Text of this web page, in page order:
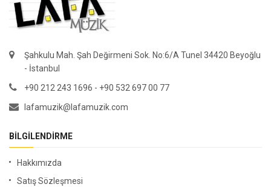
Şahkulu Mah. Şah Değirmeni Sok. No:6/A Tunel 34420 Beyoğlu
- İstanbul
+90 212 243 1696 - +90 532 697 00 77
lafamuzik@lafamuzik.com
BILGILENDIRME
Hakkımızda
Satış Sözleşmesi